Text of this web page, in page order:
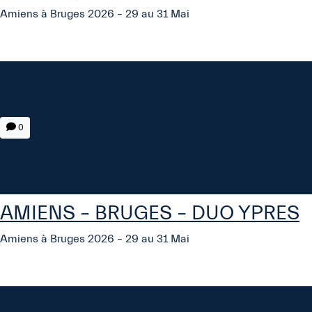
Amiens à Bruges 2026 – 29 au 31 Mai
0
AMIENS – BRUGES – DUO YPRES
Amiens à Bruges 2026 – 29 au 31 Mai